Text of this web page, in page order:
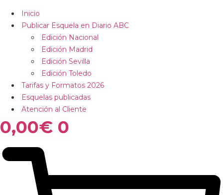
Inicio
Publicar Esquela en Diario ABC
Edición Nacional
Edición Madrid
Edición Sevilla
Edición Toledo
Tarifas y Formatos 2026
Esquelas publicadas
Atención al Cliente
0,00€ 0